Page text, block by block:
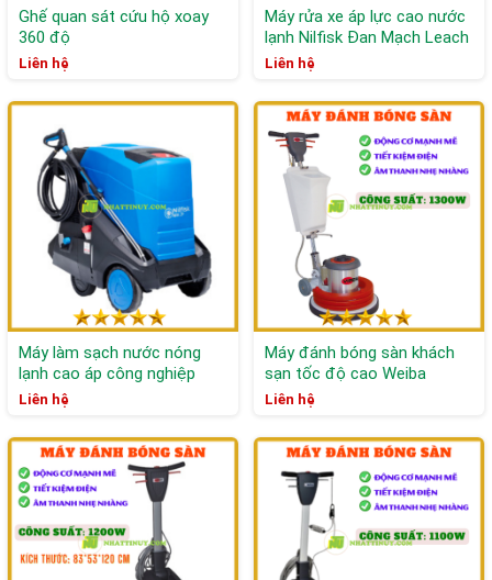
Ghế quan sát cứu hộ xoay
360 độ
Liên hệ
Máy rửa xe áp lực cao nước
lạnh Nilfisk Đan Mạch Leach
MC 3C-140/570
Liên hệ
Máy làm sạch nước nóng
lạnh cao áp công nghiệp
NILFISK MH 7P-180/1260
Liên hệ
Máy đánh bóng sàn khách
sạn tốc độ cao Weiba
VF18HD
Liên hệ